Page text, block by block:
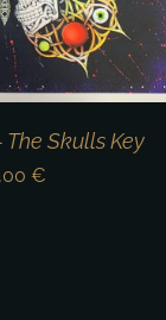
Skulls Key
€
/ DETAILS